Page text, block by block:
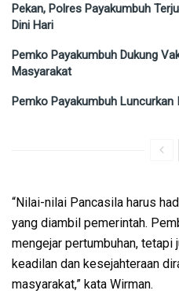
Pekan, Polres Payakumbuh
Dini Hari
Pemko Payakumbuh Dukung
Masyarakat
Pemko Payakumbuh
“Nilai-nilai Pancasila harus
yang diambil pemerintah.
mengejar pertumbuhan, tetapi
keadilan dan kesejahteraan
masyarakat,” kata Wirman.